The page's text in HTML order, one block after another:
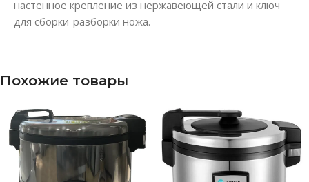
настенное крепление из нержавеющей стали и ключ
для сборки-разборки ножа.
Похожие товары